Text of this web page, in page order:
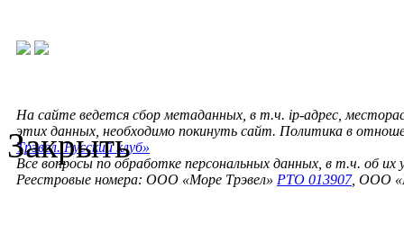
На сайте ведется сбор метаданных, в т.ч. ip-адрес,
этих данных, необходимо покинуть сайт. Политика в
Трэвел. Русский клуб»
Все вопросы по обработке персональных данных, в т.ч. об их
Реестровые номера: ООО «Море Трэвел» РТО 013907, ООО
Закрыть